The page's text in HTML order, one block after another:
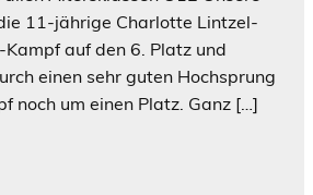
11-jährige Charlotte Lintzel-
auf den 6. Platz und
einen sehr guten Hochsprung
noch um einen Platz. Ganz […]